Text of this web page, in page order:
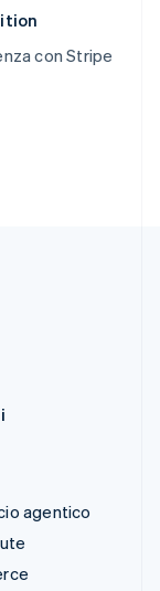
con Stripe
agentico